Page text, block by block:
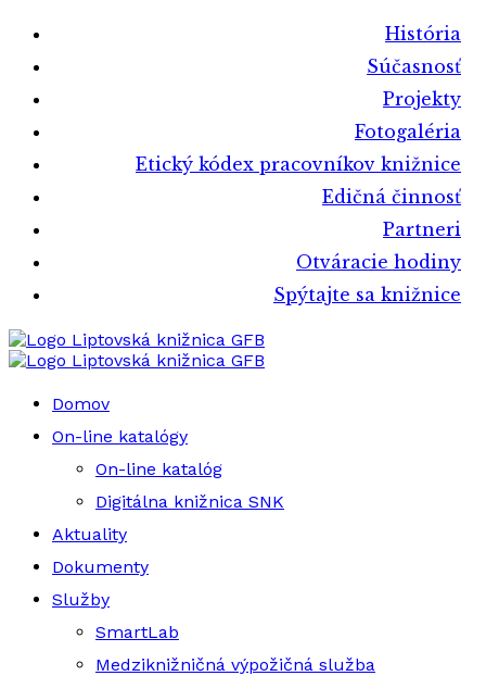
História
Súčasnosť
Projekty
Fotogaléria
Etický kódex pracovníkov knižnice
Edičná činnosť
Partneri
Otváracie hodiny
Spýtajte sa knižnice
Liptovská knižnica GFB
Liptovská knižnica GFB
Domov
On-line katalógy
On-line katalóg
Digitálna knižnica SNK
Aktuality
Dokumenty
Služby
SmartLab
Medziknižničná výpožičná služba